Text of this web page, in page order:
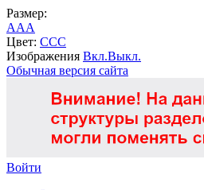
Размер:
AAA
Цвет: CCC
Изображения Вкл.Выкл.
Обычная версия сайта
Войти